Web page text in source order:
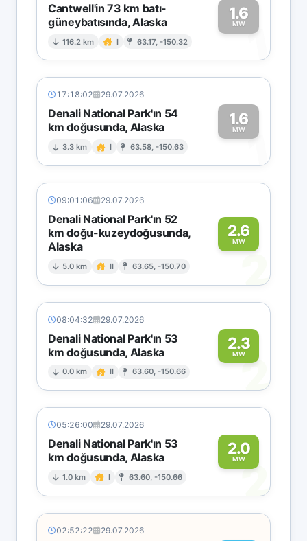
Cantwell'in 73 km batı-
güneybatısında, Alaska
116.2 km I 63.17, -150.32
1.6
MW1
17:18:02 29.07.2026
Denali National Park'ın 54
km doğusunda, Alaska
3.3 km I 63.58, -150.63
1.6
MW1
09:01:06 29.07.2026
Denali National Park'ın 52
km doğu-kuzeydoğusunda,
Alaska
5.0 km II 63.65, -150.70
2.6
MW
2
08:04:32 29.07.2026
Denali National Park'ın 53
km doğusunda, Alaska
0.0 km II 63.60, -150.66
2.3
MW2
05:26:00 29.07.2026
Denali National Park'ın 53
km doğusunda, Alaska
1.0 km I 63.60, -150.66
2.0
MW
2
02:52:22 29.07.2026